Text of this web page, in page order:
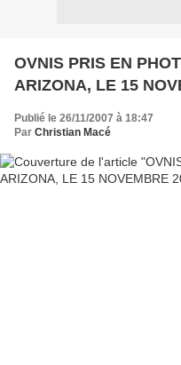
OVNIS PRIS EN
ARIZONA, LE 15
Publié le 26/11/2007 à 18:47
Par Christian Macé